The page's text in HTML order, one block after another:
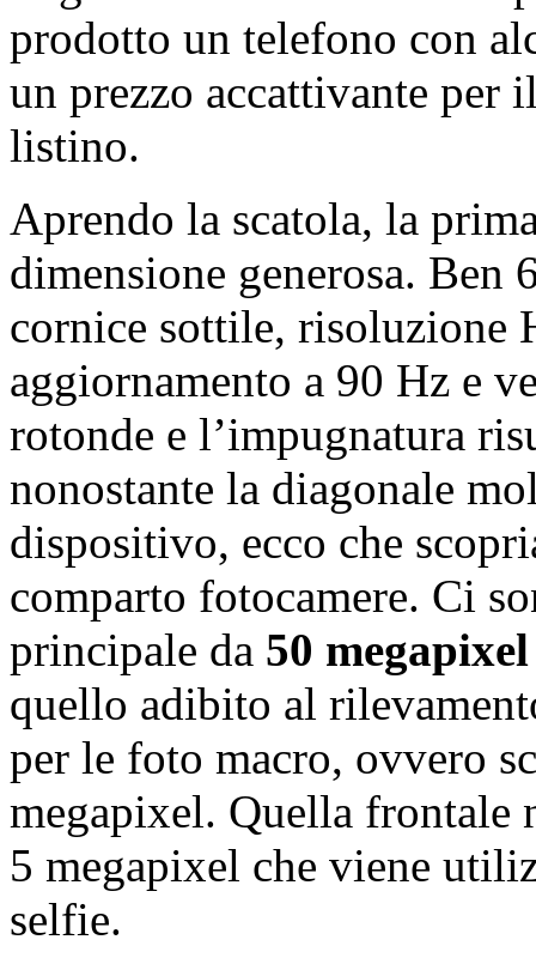
prodotto un telefono con
un prezzo accattivante per
listino.
Aprendo la scatola, la
dimensione generosa.
cornice sottile, risoluzione
aggiornamento a 90 Hz e
rotonde e l’impugnatura
nonostante la diagonale
dispositivo, ecco che
comparto fotocamere. Ci
principale da 50 megapixel
quello adibito al
per le foto macro, ovvero
megapixel. Quella frontale
5 megapixel che viene
selfie.